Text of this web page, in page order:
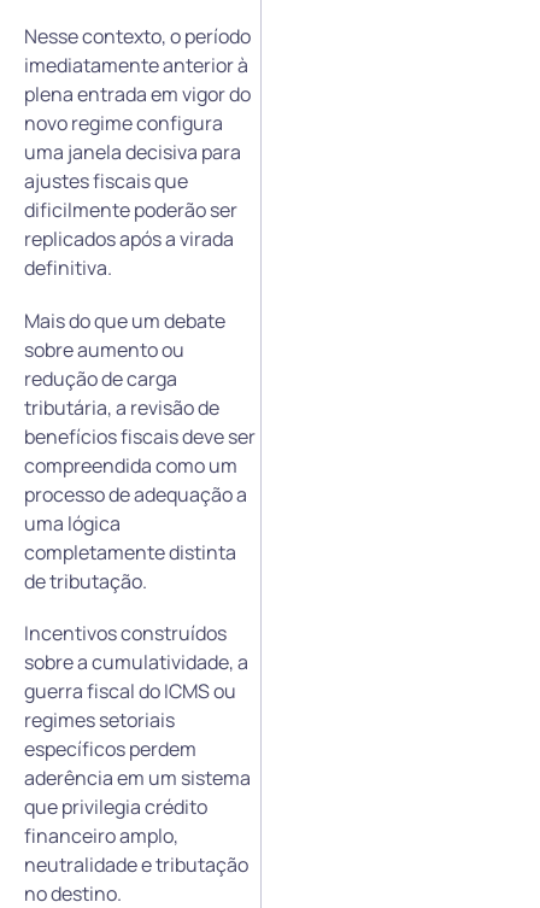
Nesse contexto, o período
imediatamente anterior à
plena entrada em vigor do
novo regime configura
uma janela decisiva para
ajustes fiscais que
dificilmente poderão ser
replicados após a virada
definitiva.
Mais do que um debate
sobre aumento ou
redução de carga
tributária, a revisão de
benefícios fiscais deve ser
compreendida como um
processo de adequação a
uma lógica
completamente distinta
de tributação.
Incentivos construídos
sobre a cumulatividade, a
guerra fiscal do ICMS ou
regimes setoriais
específicos perdem
aderência em um sistema
que privilegia crédito
financeiro amplo,
neutralidade e tributação
no destino.